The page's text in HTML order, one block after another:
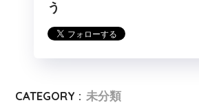
う
CATEGORY : 未分類